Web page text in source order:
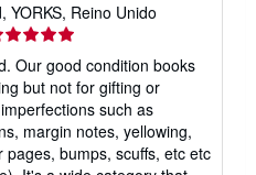
YORKS, Reino Unido
Our good condition books
but not for gifting or
such as
margin notes, yellowing,
bumps, scuffs, etc etc